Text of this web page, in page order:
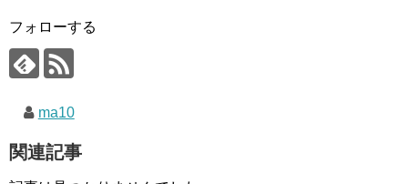
フォローする
ma10
関連記事